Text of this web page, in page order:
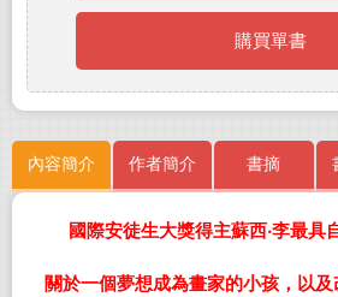
購買單書
內容簡介 作者簡介 書摘
國際安徒生大獎得主蘇西‧李最具
關於一個夢想成為畫家的小孩，以